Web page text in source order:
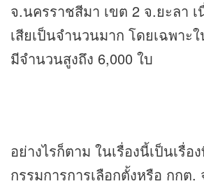
จ.นครราชสีมา เขต 2 จ.ยะลา
เสียเป็นจำนวนมาก โดยเฉพาะ
มีจำนวนสูงถึง 6,000 ใบ
อย่างไรก็ตาม ในเรื่องนี้เป็นเรื่อ
กรรมการการเลือกตั้งหรือ กกต